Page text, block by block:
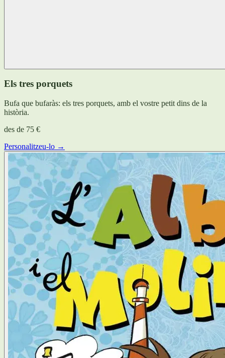
Els tres porquets
Bufa que bufaràs: els tres porquets, amb el vostre petit dins de la
història.
des de 75 €
Personalitzeu-lo →